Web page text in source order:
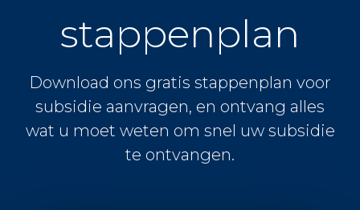
stappenplan
Download ons gratis stappenplan voor
subsidie aanvragen, en ontvang alles
wat u moet weten om snel uw subsidie
te ontvangen.